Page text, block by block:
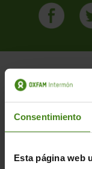
Consentimiento
Esta página web